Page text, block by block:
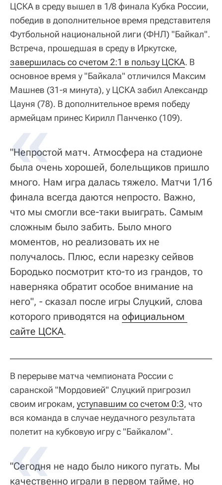
ЦСКА в среду вышел в 1/8 финала Кубка России,
победив в дополнительное время представителя
Футбольной национальной лиги (ФНЛ) "Байкал".
Встреча, прошедшая в среду в Иркутске,
завершилась со счетом 2:1 в пользу ЦСКА. В
основное время у "Байкала" отличился Максим
Машнев (31-я минута), у ЦСКА забил Александр
Цауня (78). В дополнительное время победу
армейцам принес Кирилл Панченко (109).
"Непростой матч. Атмосфера на стадионе
была очень хорошей, болельщиков пришло
много. Нам игра далась тяжело. Матчи 1/16
финала всегда даются непросто. Важно,
что мы смогли все-таки выиграть. Самым
сложным было забить. Было много
моментов, но реализовать их не
получалось. Плюс, если нарезку сейвов
Бородько посмотрит кто-то из грандов, то
наверняка обратит особое внимание на
него", - сказал после игры Слуцкий, слова
которого приводятся на официальном
сайте ЦСКА.
В перерыве матча чемпионата России с
саранской "Мордовией" Слуцкий пригрозил
своим игрокам, уступавшим со счетом 0:3, что
вся команда в случае неудачного результата
полетит на кубковую игру с "Байкалом".
"Сегодня не надо было никого пугать. Мы
качественно играли в первом тайме, но